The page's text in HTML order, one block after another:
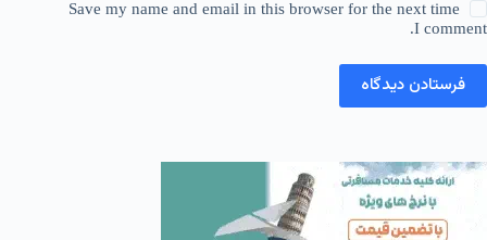
Save my name and email in this browser for the next time
I comment.
فرستادن دیدگاه